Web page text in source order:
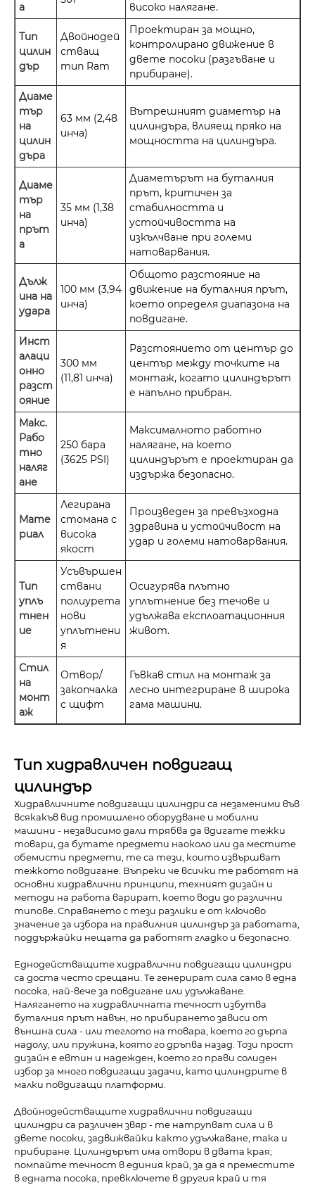
а високо налягане.
Тип
цилин
дър
Двойнодей
стващ
тип Ram
Проектиран за мощно,
контролирано движение в
двете посоки (разгъване и
прибиране).
Диаме
тър
на
цилин
дъра
63 мм (2,48
инча)
Вътрешният диаметър на
цилиндъра, влияещ пряко на
мощността на цилиндъра.
Диаме
тър
на
прът
а
35 мм (1,38
инча)
Диаметърът на буталния
прът, критичен за
стабилността и
устойчивостта на
изкълчване при големи
натоварвания.
Дълж
ина на
удара
100 мм (3,94
инча)
Общото разстояние на
движение на буталния прът,
което определя диапазона на
повдигане.
Инст
алаци
онно
разст
ояние
300 мм
(11,81 инча)
Разстоянието от център до
център между точките на
монтаж, когато цилиндърът
е напълно прибран.
Макс.
Рабо
тно
наляг
ане
250 бара
(3625 PSI)
Максималното работно
налягане, на което
цилиндърът е проектиран да
издържа безопасно.
Мате
риал
Легирана
стомана с
висока
якост
Произведен за превъзходна
здравина и устойчивост на
удар и големи натоварвания.
Тип
уплъ
тнен
ие
Усъвършен
ствани
полиурета
нови
уплътнени
я
Осигурява плътно
уплътнение без течове и
удължава експлоатационния
живот.
Стил
на
монт
аж
Отвор/
закопчалка
с щифт
Гъвкав стил на монтаж за
лесно интегриране в широка
гама машини.
Тип хидравличен повдигащ
цилиндър
Хидравличните повдигащи цилиндри са незаменими във
всякакъв вид промишлено оборудване и мобилни
машини - независимо дали трябва да вдигате тежки
товари, да бутате предмети наоколо или да местите
обемисти предмети, те са тези, които извършват
тежкото повдигане. Въпреки че всички те работят на
основни хидравлични принципи, техният дизайн и
методи на работа варират, което води до различни
типове. Справянето с тези разлики е от ключово
значение за избора на правилния цилиндър за работата,
поддържайки нещата да работят гладко и безопасно.
Еднодействащите хидравлични повдигащи цилиндри
са доста често срещани. Те генерират сила само в една
посока, най-вече за повдигане или удължаване.
Налягането на хидравличната течност избутва
буталния прът навън, но прибирането зависи от
външна сила - или теглото на товара, което го дърпа
надолу, или пружина, която го дръпва назад. Този прост
дизайн е евтин и надежден, което го прави солиден
избор за много повдигащи задачи, като цилиндрите в
малки повдигащи платформи.
Двойнодействащите хидравлични повдигащи
цилиндри са различен звяр - те натрупват сила и в
двете посоки, задвижвайки както удължаване, така и
прибиране. Цилиндърът има отвори в двата края;
помпайте течност в единия край, за да я преместите
в едната посока, превключете в другия край и тя